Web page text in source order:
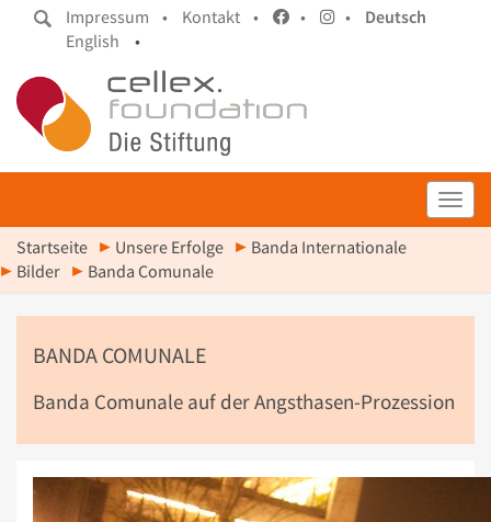
Impressum • Kontakt • • •
Deutsch
English
•
Startseite Unsere Erfolge
Banda Internationale
Bilder
Banda Comunale
BANDA COMUNALE
Banda Comunale auf der Angsthasen-Prozession